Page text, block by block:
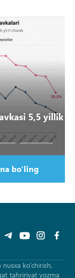
5,5 yillik
bo‘ling
ko'chirish,
tahririyat yozma